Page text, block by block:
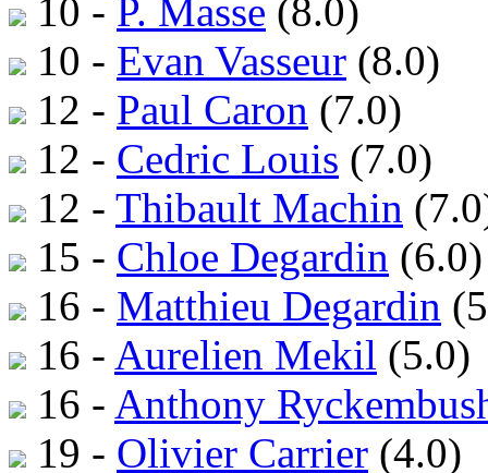
10 - P. Masse (8.0)
10 - Evan Vasseur (8.0)
12 - Paul Caron (7.0)
12 - Cedric Louis (7.0)
12 - Thibault Machin
15 - Chloe Degardin (6.0)
16 - Matthieu Degardin
16 - Aurelien Mekil (5.0)
16 - Anthony
19 - Olivier Carrier (4.0)